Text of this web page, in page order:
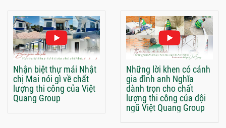
Nhận biệt thự mái Nhật
chị Mai nói gì về chất
lượng thi công của Việt
Quang Group
Những lời khen có cánh
gia đình anh Nghĩa
dành trọn cho chất
lượng thi công của đội
ngũ Việt Quang Group